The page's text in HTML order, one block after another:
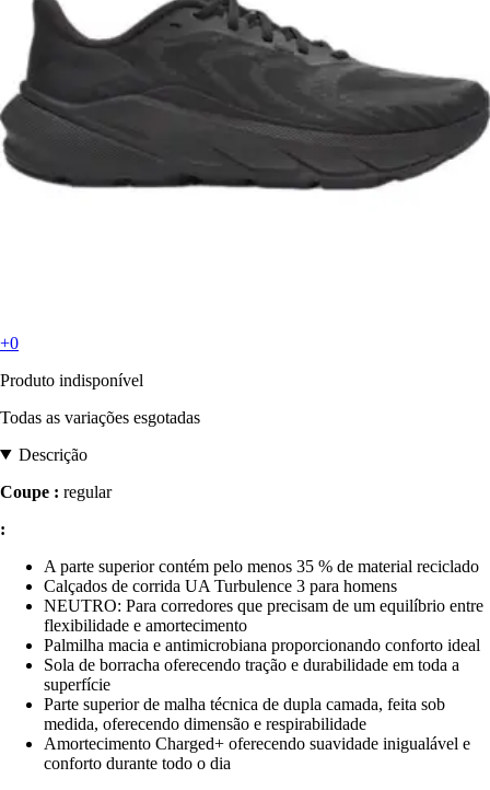
+0
Produto indisponível
Todas as variações esgotadas
Descrição
Coupe : regular
:
A parte superior contém pelo menos 35 % de material reciclado
Calçados de corrida UA Turbulence 3 para homens
NEUTRO: Para corredores que precisam de um equilíbrio entre
flexibilidade e amortecimento
Palmilha macia e antimicrobiana proporcionando conforto ideal
Sola de borracha oferecendo tração e durabilidade em toda a
superfície
Parte superior de malha técnica de dupla camada, feita sob
medida, oferecendo dimensão e respirabilidade
Amortecimento Charged+ oferecendo suavidade inigualável e
conforto durante todo o dia